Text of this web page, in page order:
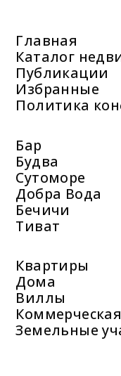
Главная
Каталог
Публикации
Избранные
Политика
Бар
Будва
Сутоморе
Добра Вода
Бечичи
Тиват
Квартиры
Дома
Виллы
Земельные